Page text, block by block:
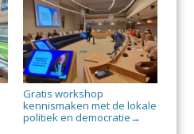
Gratis workshop
kennismaken met de lokale
politiek en democratie →